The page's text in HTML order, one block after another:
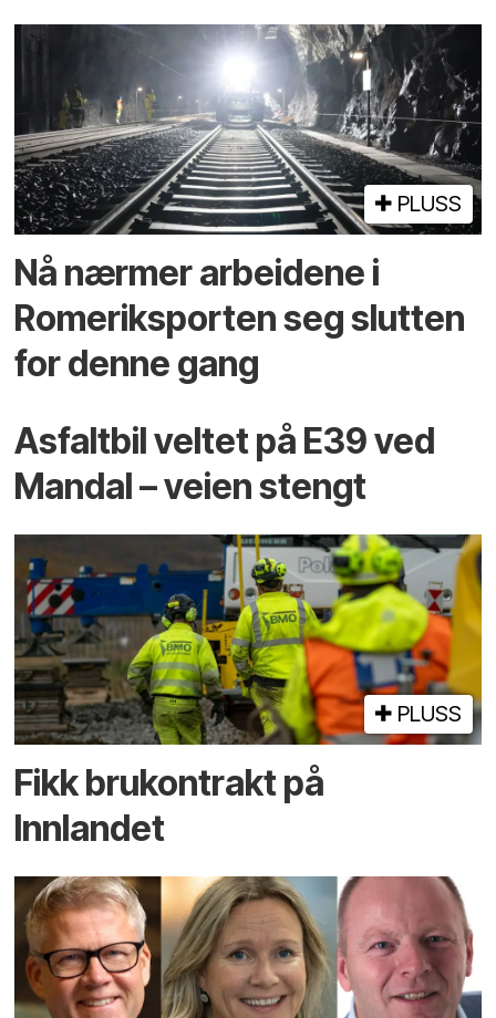
PLUSS
Nå nærmer arbeidene i
Romeriksporten seg slutten
for denne gang
Asfaltbil veltet på E39 ved
Mandal – veien stengt
PLUSS
Fikk brukontrakt på
Innlandet